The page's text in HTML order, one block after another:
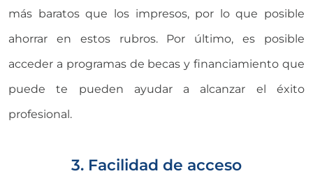
más baratos que los impresos, por lo que posible
ahorrar en estos rubros. Por último, es posible
acceder a programas de becas y financiamiento que
puede te pueden ayudar a alcanzar el éxito
profesional.
3. Facilidad de acceso